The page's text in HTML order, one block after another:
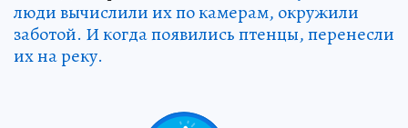
люди вычислили их по камерам, окружили
заботой. И когда появились птенцы, перенесли
их на реку.